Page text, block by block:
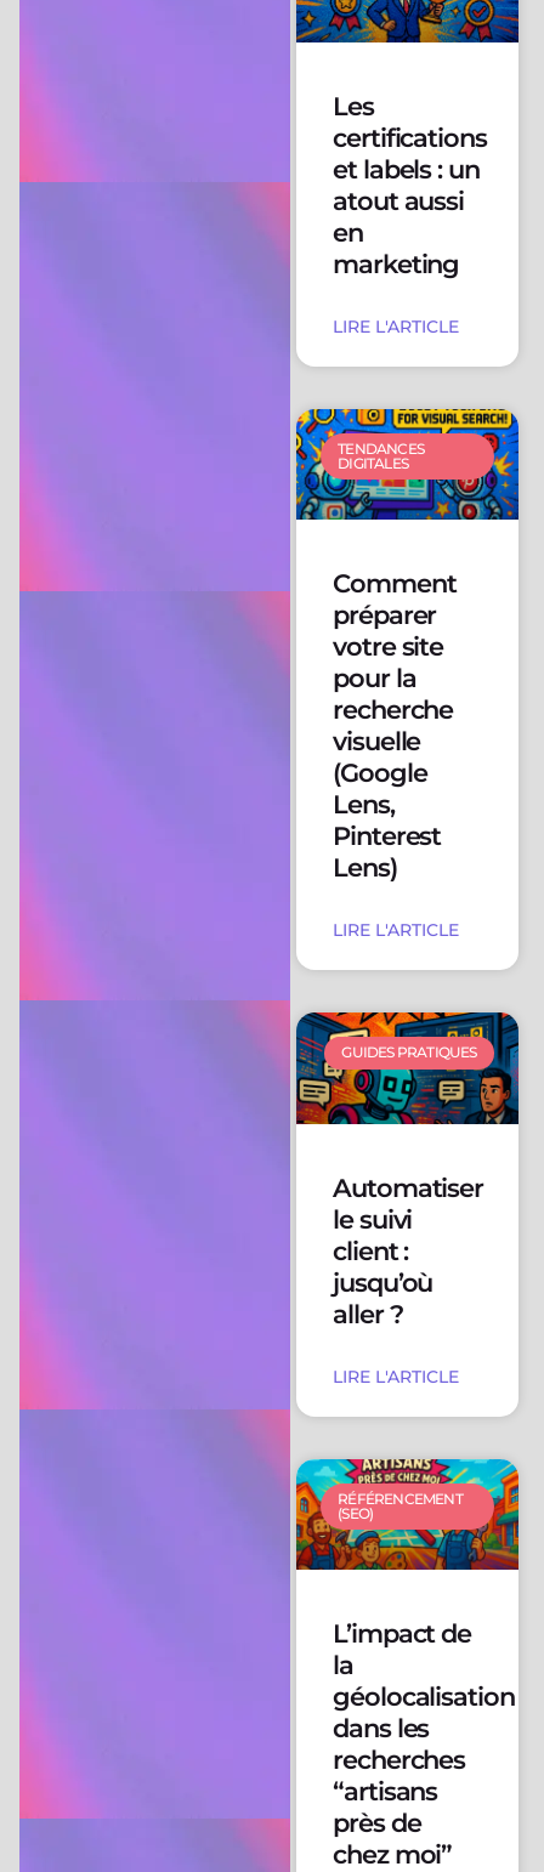
Les
certifications
et labels : un
atout aussi
en
marketing
LIRE L'ARTICLE
TENDANCES
DIGITALES
Comment
préparer
votre site
pour la
recherche
visuelle
(Google
Lens,
Pinterest
Lens)
LIRE L'ARTICLE
GUIDES PRATIQUES
Automatiser
le suivi
client :
jusqu’où
aller ?
LIRE L'ARTICLE
RÉFÉRENCEMENT
(SEO)
L’impact de
la
géolocalisation
dans les
recherches
“artisans
près de
chez moi”